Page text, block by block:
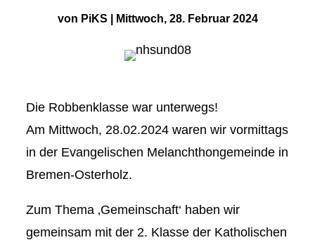
von PiKS Mittwoch, 28. Februar 2024
Die Robbenklasse war unterwegs!
Am Mittwoch, 28.02.2024 waren wir vormittags
in der Evangelischen Melanchthongemeinde in
Bremen-Osterholz.
⁠⁠Zum Thema ‚Gemeinschaft‘ haben wir
gemeinsam mit der 2. Klasse der Katholischen